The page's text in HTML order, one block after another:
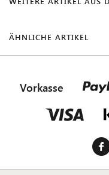
ÄHNLICHE ARTIKEL
Vorkasse